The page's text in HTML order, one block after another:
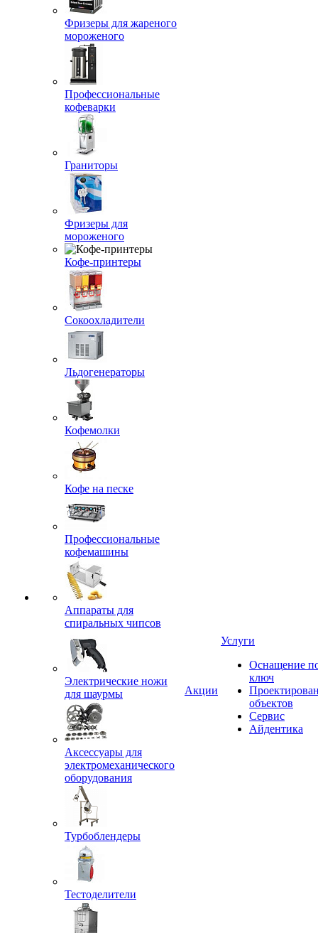
Фризеры для жареного
мороженого
Профессиональные
кофеварки
Граниторы
Фризеры для
мороженого
Кофе-принтеры
Сокоохладители
Льдогенераторы
Кофемолки
Кофе на песке
Профессиональные
кофемашины
Аппараты для
спиральных чипсов
Электрические ножи
для шаурмы
Аксессуары для
электромеханического
оборудования
Турбоблендеры
Тестоделители
Акции
Услуги
Оснащение
ключ
объектов
Сервис
Айдентика